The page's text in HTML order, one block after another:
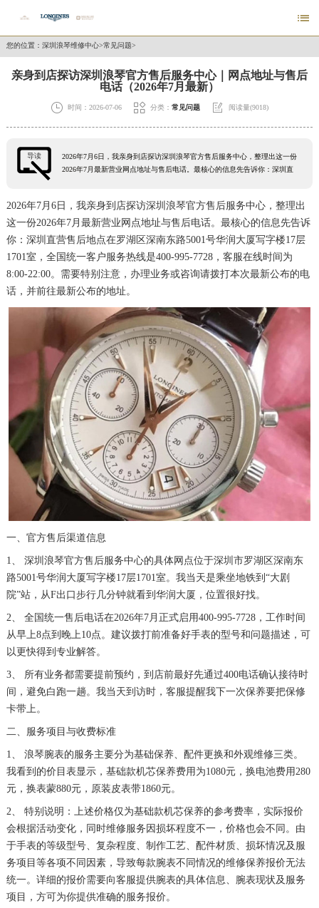

您的位置： 深圳浪琴维修中心>常见问题>
亲身到店探访深圳浪琴官方售后服务中心｜网点地址与售后
电话（2026年7月最新）
 时间：2026-07-06  分类： 常见问题  阅读量(9018)
导读
2026年7月6日，我亲身到店探访深圳浪琴官方售后服务中心，整理出这一份
2026年7月最新营业网点地址与售后电话。最核心的信息先告诉你：深圳直
2026年7月6日，我亲身到店探访深圳浪琴官方售后服务中心，整理出
这一份2026年7月最新营业网点地址与售后电话。最核心的信息先告诉
你：深圳直营售后地点在罗湖区深南东路5001号华润大厦写字楼17层
1701室，全国统一客户服务热线是400-995-7728，客服在线时间为
8:00-22:00。需要特别注意，办理业务或咨询请拨打本次最新公布的电
话，并前往最新公布的地址。
一、官方售后渠道信息
1、 深圳浪琴官方售后服务中心的具体网点位于深圳市罗湖区深南东
路5001号华润大厦写字楼17层1701室。我当天是乘坐地铁到“大剧
院”站，从F出口步行几分钟就看到华润大厦，位置很好找。
2、 全国统一售后电话在2026年7月正式启用400-995-7728，工作时间
从早上8点到晚上10点。建议拨打前准备好手表的型号和问题描述，可
以更快得到专业解答。
3、 所有业务都需要提前预约，到店前最好先通过400电话确认接待时
间，避免白跑一趟。我当天到访时，客服提醒我下一次保养要把保修
卡带上。
二、服务项目与收费标准
1、 浪琴腕表的服务主要分为基础保养、配件更换和外观维修三类。
我看到的价目表显示，基础款机芯保养费用为1080元，换电池费用280
元，换表蒙880元，原装皮表带1860元。
2、 特别说明：上述价格仅为基础款机芯保养的参考费率，实际报价
会根据活动变化，同时维修服务因损坏程度不一，价格也会不同。由
于手表的等级型号、复杂程度、制作工艺、配件材质、损坏情况及服
务项目等各项不同因素，导致每款腕表不同情况的维修保养报价无法
统一。详细的报价需要向客服提供腕表的具体信息、腕表现状及服务
项目，方可为你提供准确的服务报价。